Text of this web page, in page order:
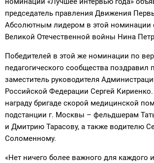
председатель правления Движения
Абсолютным лидером в этой номинации
Великой Отечественной войны Нина
Победителей в этой же номинации по
педагогического сообщества поздравил
заместитель руководителя
Российской Федерации Сергей
награду бригаде скорой медицинской
подстанции г. Москвы – фельдшерам
и Дмитрию Тарасову, а также водителю
Соломенному.
«Нет ничего более важного для каждого